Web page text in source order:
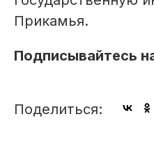
Прикамья.
Подписывайтесь
Поделиться: